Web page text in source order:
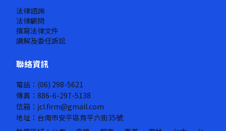
法律諮詢
法律顧問
撰寫法律文件
調解及委任訴訟
聯絡資訊
電話：(06) 298-5621
傳真：886-6-297-5138
信箱：jcl.firm@gmail.com
地址：台南市安平區育平六街35號